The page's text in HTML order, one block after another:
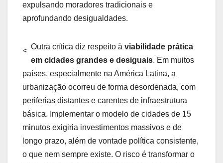
expulsando moradores tradicionais e
aprofundando desigualdades.
< Outra crítica diz respeito à viabilidade prática
em cidades grandes e desiguais. Em muitos
países, especialmente na América Latina, a
urbanização ocorreu de forma desordenada, com
periferias distantes e carentes de infraestrutura
básica. Implementar o modelo de cidades de 15
minutos exigiria investimentos massivos e de
longo prazo, além de vontade política consistente,
o que nem sempre existe. O risco é transformar o